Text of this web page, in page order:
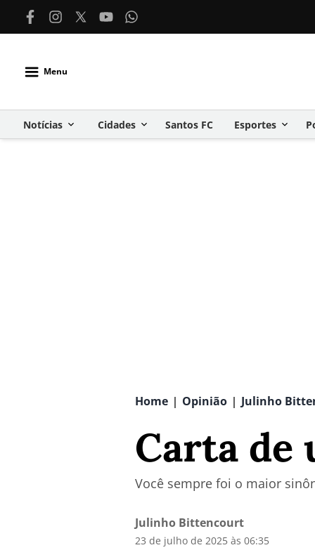
Menu
Notícias Cidades Santos FC Esportes
Home | Opinião | Julinho
Carta de
Você sempre foi o maior
Julinho Bittencourt
23 de julho de 2025 às 06:35